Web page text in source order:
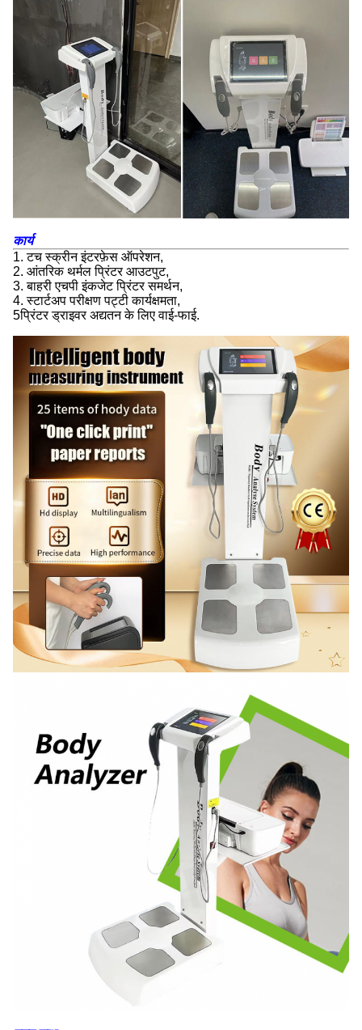
कार्य
1. टच स्क्रीन इंटरफ़ेस ऑपरेशन,
2. आंतरिक थर्मल प्रिंटर आउटपुट,
3. बाहरी एचपी इंकजेट प्रिंटर समर्थन,
4. स्टार्टअप परीक्षण पट्टी कार्यक्षमता,
5प्रिंटर ड्राइवर अद्यतन के लिए वाई-फाई.